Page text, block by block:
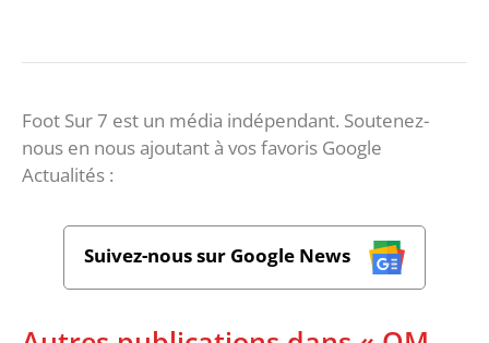
Foot Sur 7 est un média indépendant. Soutenez-
nous en nous ajoutant à vos favoris Google
Actualités :
Suivez-nous sur Google News